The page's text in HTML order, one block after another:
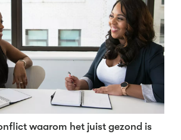
waarom het juist gezond is